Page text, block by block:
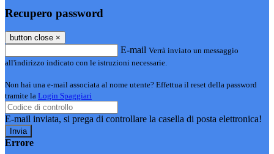
Recupero password
button close ×
E-mail Verrà inviato un messaggio
all'indirizzo indicato con le istruzioni necessarie.
Non hai una e-mail associata al nome utente? Effettua il reset della password
tramite la Login Spaggiari
E-mail inviata, si prega di controllare la casella di posta elettronica!
Errore